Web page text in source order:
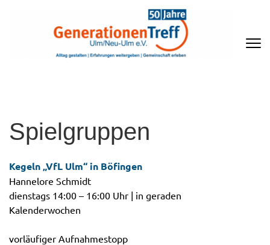
Spielgruppen
Kegeln „VfL Ulm“ in Böfingen
Hannelore Schmidt
dienstags 14:00 – 16:00 Uhr | in geraden
Kalenderwochen
vorläufiger Aufnahmestopp